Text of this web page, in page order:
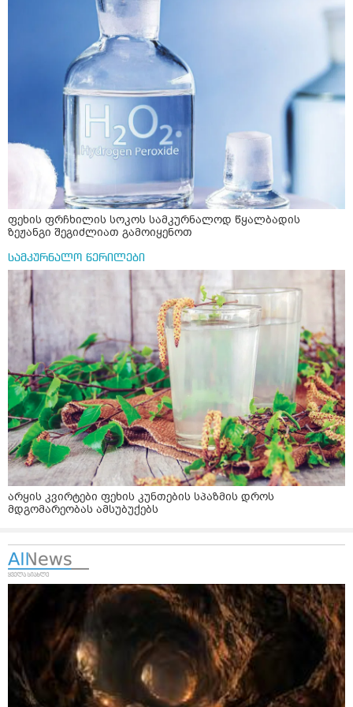
ფეხის ფრჩხილის სოკოს სამკურნალოდ წყალბადის
ზეჟანგი შეგიძლიათ გამოიყენოთ
სამკურნალო წერილები
არყის კვირტები ფეხის კუნთების სპაზმის დროს
მდგომარეობას ამსუბუქებს